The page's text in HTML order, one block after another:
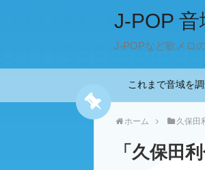
J-POP 音
J-POPなど歌メロ
これまで音域を
ホーム 久保田
「 久保田